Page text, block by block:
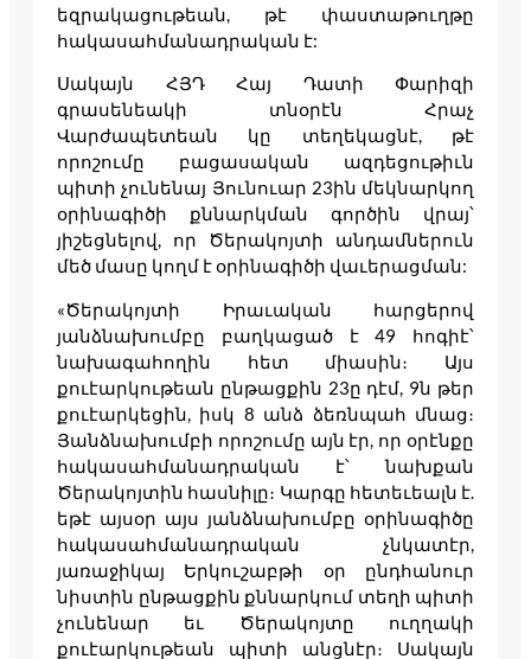
եզրակացութեան, թէ փաստաթուղթը
հակասահմանադրական է:
Սակայն ՀՅԴ Հայ Դատի Փարիզի
գրասենեակի տնօրէն Հրաչ
Վարժապետեան կը տեղեկացնէ, թէ
որոշումը բացասական ազդեցութիւն
պիտի չունենայ Յունուար 23ին մեկնարկող
օրինագիծի քննարկման գործին վրայ՝
յիշեցնելով, որ Ծերակոյտի անդամներուն
մեծ մասը կողմ է օրինագիծի վաւերացման:
«Ծերակոյտի Իրաւական հարցերով
յանձնախումբը բաղկացած է 49 հոգիէ՝
նախագահողին հետ միասին։ Այս
քուէարկութեան ընթացքին 23ը դէմ, 9ն թեր
քուէարկեցին, իսկ 8 անձ ձեռնպահ մնաց։
Յանձնախումբի որոշումը այն էր, որ օրէնքը
հակասահմանադրական է՝ նախքան
Ծերակոյտին հասնիլը։ Կարգը հետեւեալն է.
եթէ այսօր այս յանձնախումբը օրինագիծը
հակասահմանադրական չնկատէր,
յառաջիկայ Երկուշաբթի օր ընդհանուր
նիստին ընթացքին քննարկում տեղի պիտի
չունենար եւ Ծերակոյտը ուղղակի
քուէարկութեան պիտի անցնէր։ Սակայն